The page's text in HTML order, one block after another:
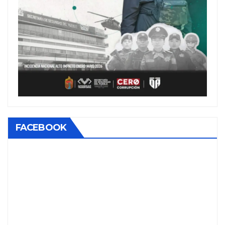
FACEBOOK